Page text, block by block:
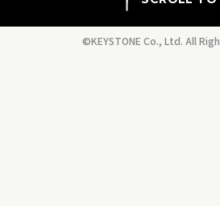
©KEYSTONE Co., Ltd. All